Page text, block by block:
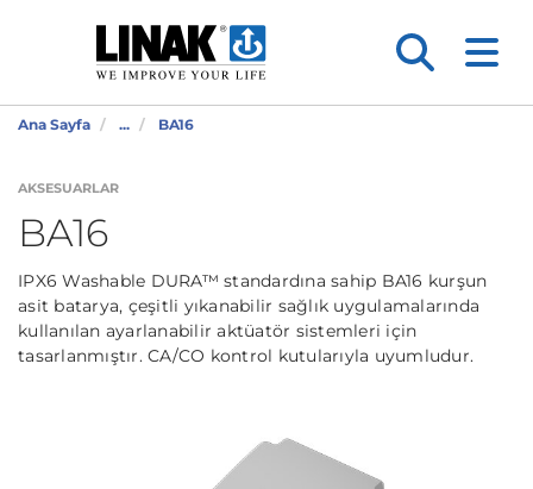
Ana Sayfa ... BA16
AKSESUARLAR
BA16
IPX6 Washable DURA™ standardına sahip BA16 kurşun
asit batarya, çeşitli yıkanabilir sağlık uygulamalarında
kullanılan ayarlanabilir aktüatör sistemleri için
tasarlanmıştır. CA/CO kontrol kutularıyla uyumludur.